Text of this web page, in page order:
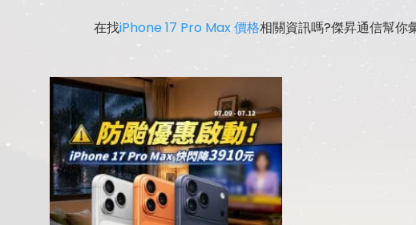
在找iPhone 17 Pro Max 價格相關資訊嗎?傑昇通信幫你